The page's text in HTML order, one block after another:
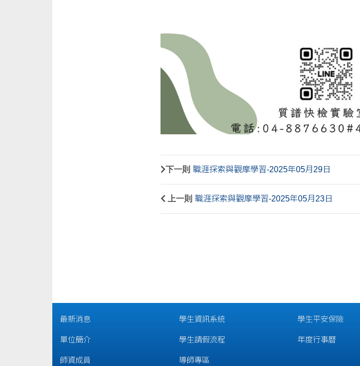
下一則 職涯探索與觀摩學習-2025年05月29日
上一則 職涯探索與觀摩學習-2025年05月23日
最新消息
單位簡介
師資成員
學生資訊系統
學生請假流程
導師專區
學生平安保險
年度行事曆